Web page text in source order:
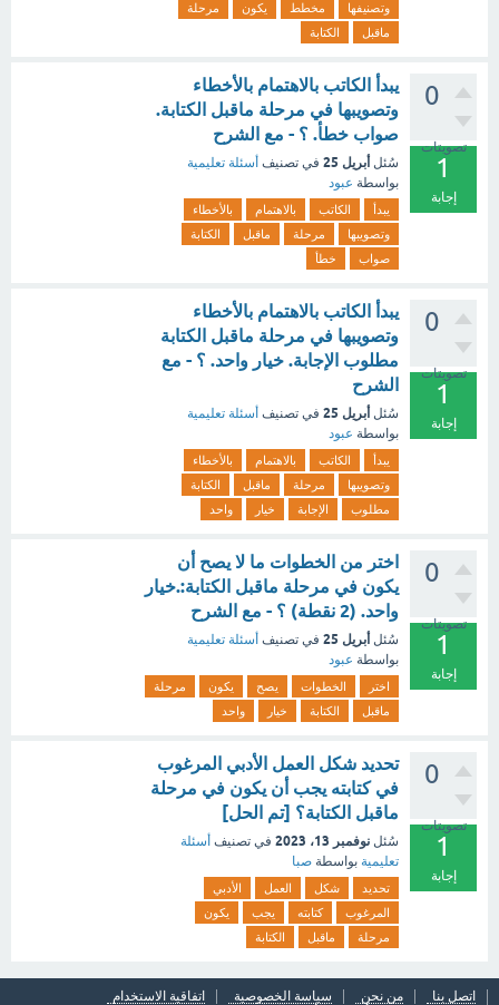
وتصنيفها
مخطط يكون
مرحلة
ماقبل
الكتابة
0
تصويتات
1
إجابة
يبدأ الكاتب بالاهتمام بالأخطاء
وتصويبها في مرحلة ماقبل الكتابة.
صواب خطأ. ؟ - مع الشرح
سُئل أبريل 25 في تصنيف أسئلة تعليمية
بواسطة عبود
يبدأ الكاتب بالاهتمام
بالأخطاء
وتصويبها
مرحلة ماقبل
الكتابة
صواب
خطأ
0
تصويتات
1
إجابة
يبدأ الكاتب بالاهتمام بالأخطاء
وتصويبها في مرحلة ماقبل الكتابة
مطلوب الإجابة. خيار واحد. ؟ - مع
الشرح
سُئل أبريل 25 في تصنيف أسئلة تعليمية
بواسطة عبود
يبدأ الكاتب بالاهتمام
بالأخطاء
وتصويبها
مرحلة ماقبل
الكتابة
مطلوب
الإجابة خيار واحد
0
تصويتات
1
إجابة
اختر من الخطوات ما لا يصح أن
يكون في مرحلة ماقبل الكتابة:.خيار
واحد. (2 نقطة) ؟ - مع الشرح
سُئل أبريل 25 في تصنيف أسئلة تعليمية
بواسطة عبود
اختر الخطوات يصح يكون
مرحلة
ماقبل
الكتابة خيار واحد
0
تصويتات
1
إجابة
تحديد شكل العمل الأدبي المرغوب
في كتابته يجب أن يكون في مرحلة
ماقبل الكتابة؟ [تم الحل]
سُئل نوفمبر 13، 2023 في تصنيف أسئلة
تعليمية بواسطة صبا
تحديد شكل العمل
الأدبي
المرغوب
كتابته يجب
يكون
مرحلة
ماقبل الكتابة
اتصل بنا من نحن سياسة الخصوصية
اتفاقية الاستخدام